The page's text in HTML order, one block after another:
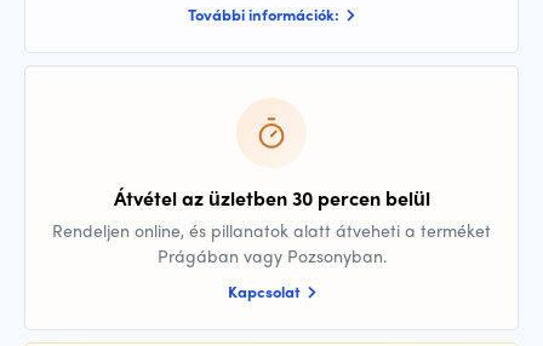
További információk:
Átvétel az üzletben 30 percen belül
Rendeljen online, és pillanatok alatt átveheti a terméket
Prágában vagy Pozsonyban.
Kapcsolat